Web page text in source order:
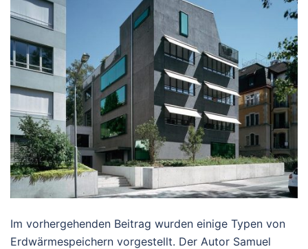
Im vorhergehenden Beitrag wurden einige Typen von
Erdwärmespeichern vorgestellt. Der Autor Samuel